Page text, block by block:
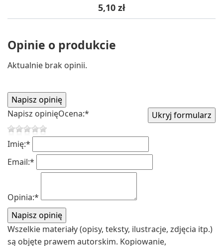
Cena
5,10 zł
Opinie o produkcie
Aktualnie brak opinii.
Napisz opinięOcena:*
Imię:*
Email:*
Opinia:*
Wszelkie materiały (opisy, teksty, ilustracje, zdjęcia itp.)
są objęte prawem autorskim. Kopiowanie,